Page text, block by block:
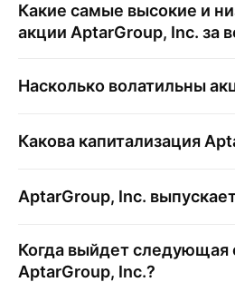
Какие самые высокие и
акции AptarGroup, Inc. за
Насколько волатильны
Какова капитализация
AptarGroup, Inc.
Когда выйдет следующая
AptarGroup, Inc.?